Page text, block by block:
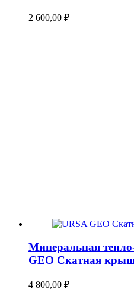
2 600,00 ₽
Минеральная
GEO Скатная
4 800,00 ₽